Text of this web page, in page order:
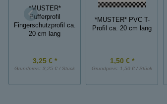
*MUSTER*
Pufferprofil
Fingerschutzprofil ca.
20 cm lang
3,25 € *
Grundpreis: 3,25 € / Stück
*MUSTER* PVC T-
Profil ca. 20 cm lang
1,50 € *
Grundpreis: 1,50 € / Stück